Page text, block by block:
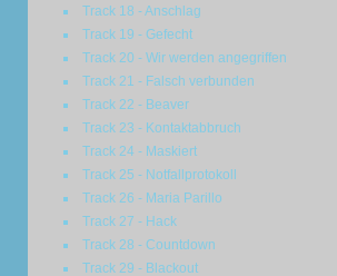
Track 18 - Anschlag
Track 19 - Gefecht
Track 20 - Wir werden angegriffen
Track 21 - Falsch verbunden
Track 22 - Beaver
Track 23 - Kontaktabbruch
Track 24 - Maskiert
Track 25 - Notfallprotokoll
Track 26 - Maria Parillo
Track 27 - Hack
Track 28 - Countdown
Track 29 - Blackout